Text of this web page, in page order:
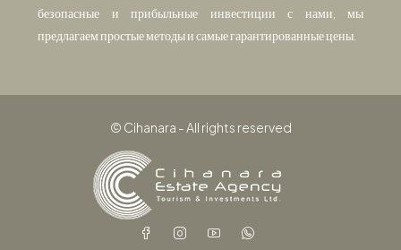
безопасные и прибыльные инвестиции с нами, мы
предлагаем простые методы и самые гарантированные цены.
© Cihanara - All rights reserved